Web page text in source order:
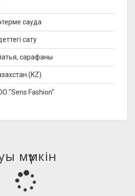
сауда
сату
сарафаны
(KZ)
"Sens Fashion"
мүмкін